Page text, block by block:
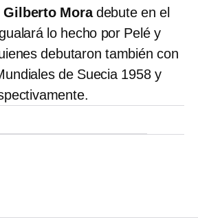
Gilberto Moradebute en el
lo hecho por Pelé y
debutaron también con
de Suecia 1958 y